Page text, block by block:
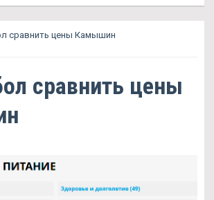
сравнить цены Камышин
сравнить цены